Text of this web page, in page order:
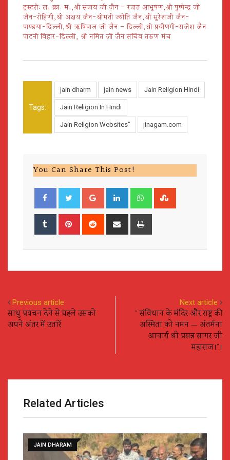
ट्रस्टरी: ल. क्रा. म.,श्री संजय जी जैन – रजत आभूषण,श्री पुष्पेन्द्र जी
जैन-रोहिणी,श्री अक्षय जैन-श्रीमती ज्योति जैन,श्री सुरेशजी जैन-
पाण्डया-दिल्ली,श्री ऋषिपाल जी जैन – दिल्ली,श्री प्रवीणगी-राजेश जैन
पाटनी विहार-दिल्ली, श्री नमित जी जैन सचिव तरूण मंच
Tags:
jain dharm jain news Jain Religion Hindi
Jain Religion In Hindi
Jain Religion Websites" jinagam.com
You Can Share This Post!
Google+ LinkedIn Whatsapp
Tumblr Pinterest Reddit
Share
Previous article
साधु प्रवचन देने से पहले उसको
अपने अंतर में उतारें
Next article
“ संविधान के मंदिर और राष्ट्र की
अस्मिता को नमन — अंतर्मना
आचार्य श्री प्रसन्न सागर जी
महाराज।”।
Related Articles
DELHI NCR